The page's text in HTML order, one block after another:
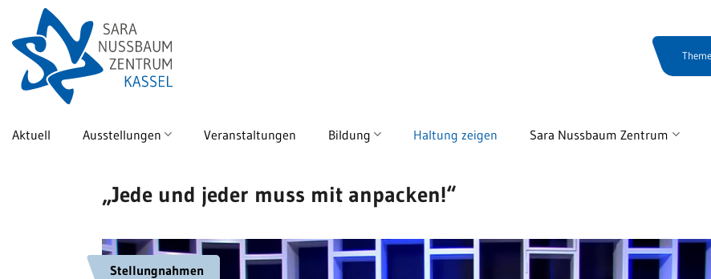
content
Aktuell Ausstellungen Veranstaltungen Bildung Haltung zeigen Sara Nussbaum Zentrum
„Jede und jeder muss mit anpacken!“
Stellungnahmen